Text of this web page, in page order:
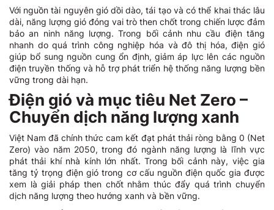
Với nguồn tài nguyên gió dồi dào, tái tạo và có thể khai thác lâu
dài, năng lượng gió đóng vai trò then chốt trong chiến lược đảm
bảo an ninh năng lượng. Trong bối cảnh nhu cầu điện tăng
nhanh do quá trình công nghiệp hóa và đô thị hóa, điện gió
giúp bổ sung nguồn cung ổn định, giảm áp lực lên các nguồn
điện truyền thống và hỗ trợ phát triển hệ thống năng lượng bền
vững trong dài hạn.
Điện gió và mục tiêu Net Zero –
Chuyển dịch năng lượng xanh
Việt Nam đã chính thức cam kết đạt phát thải ròng bằng 0 (Net
Zero) vào năm 2050, trong đó ngành năng lượng là lĩnh vực
phát thải khí nhà kính lớn nhất. Trong bối cảnh này, việc gia
tăng tỷ trọng điện gió trong cơ cấu nguồn điện quốc gia được
xem là giải pháp then chốt nhằm thúc đẩy quá trình chuyển
dịch năng lượng theo hướng xanh và bền vững.